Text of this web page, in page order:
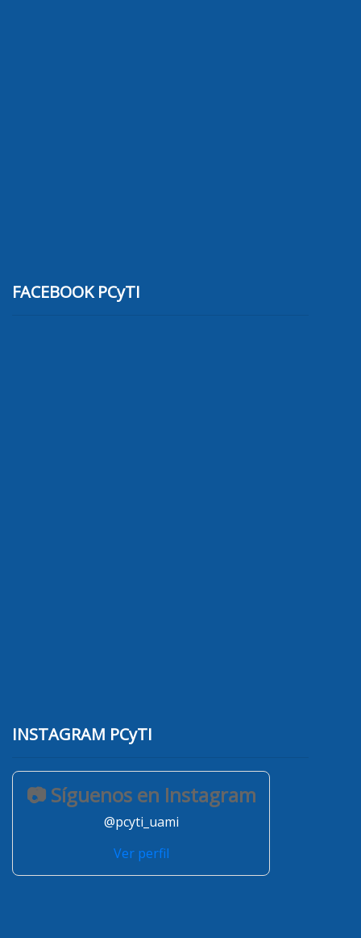
FACEBOOK PCyTI
INSTAGRAM PCyTI
📷 Síguenos en Instagram
@pcyti_uami
Ver perfil